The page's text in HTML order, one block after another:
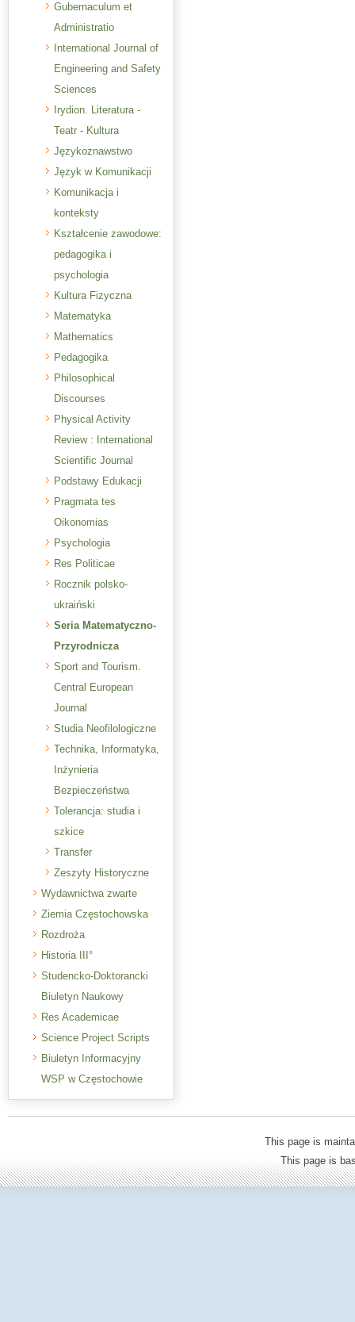
Gubernaculum et
Administratio
International Journal of
Engineering and Safety
Sciences
Irydion. Literatura -
Teatr - Kultura
Językoznawstwo
Język w Komunikacji
Komunikacja i
konteksty
Kształcenie zawodowe:
pedagogika i
psychologia
Kultura Fizyczna
Matematyka
Mathematics
Pedagogika
Philosophical
Discourses
Physical Activity
Review : International
Scientific Journal
Podstawy Edukacji
Pragmata tes
Oikonomias
Psychologia
Res Politicae
Rocznik polsko-
ukraiński
Seria Matematyczno-
Przyrodnicza
Sport and Tourism.
Central European
Journal
Studia Neofilologiczne
Technika, Informatyka,
Inżynieria
Bezpieczeństwa
Tolerancja: studia i
szkice
Transfer
Zeszyty Historyczne
Wydawnictwa zwarte
Ziemia Częstochowska
Rozdroża
Historia III°
Studencko-Doktorancki
Biuletyn Naukowy
Res Academicae
Science Project Scripts
Biuletyn Informacyjny
WSP w Częstochowie
This page is
This page is